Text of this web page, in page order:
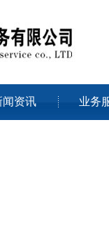
闻资讯 业务